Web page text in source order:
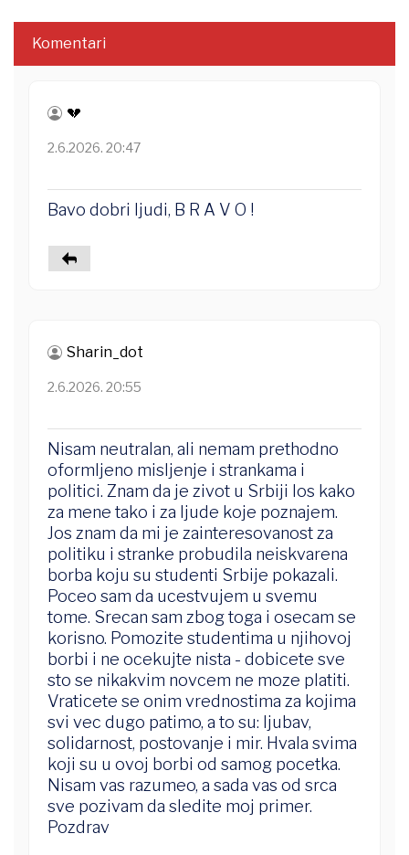
Komentari
💔
2.6.2026. 20:47
Bavo dobri ljudi, B R A V O !
Sharin_dot
2.6.2026. 20:55
Nisam neutralan, ali nemam prethodno
oformljeno misljenje i strankama i
politici. Znam da je zivot u Srbiji los kako
za mene tako i za ljude koje poznajem.
Jos znam da mi je zainteresovanost za
politiku i stranke probudila neiskvarena
borba koju su studenti Srbije pokazali.
Poceo sam da ucestvujem u svemu
tome. Srecan sam zbog toga i osecam se
korisno. Pomozite studentima u njihovoj
borbi i ne ocekujte nista - dobicete sve
sto se nikakvim novcem ne moze platiti.
Vraticete se onim vrednostima za kojima
svi vec dugo patimo, a to su: ljubav,
solidarnost, postovanje i mir. Hvala svima
koji su u ovoj borbi od samog pocetka.
Nisam vas razumeo, a sada vas od srca
sve pozivam da sledite moj primer.
Pozdrav